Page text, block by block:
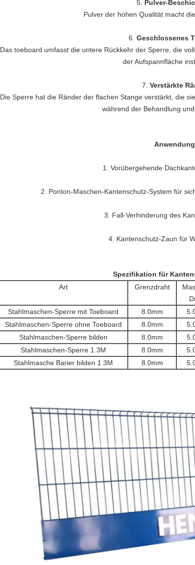
5. Pulver-
Pulver der hohen Qualität macht
6. Geschlossenes
Das toeboard umfasst die untere Rückkehr der Sperre, die
der Aufspannfläche
7. Verstärkte
Die Sperre hat die Ränder der flachen Stange verstärkt, die
während der Behandlung
1. Vorübergehende
2. Ponton-Maschen-Kantenschutz-System für
3. Fall-Verhinderung des
4. Kantenschutz-Zaun für
Spezifikation für
Art
Grenzdraht
Stahlmaschen-Sperre mit Toeboard 8.0mm
Stahlmaschen-Sperre ohne Toeboard
8.0mm
Stahlmaschen-Sperre bilden
8.0mm
Stahlmaschen-Sperre 1.3M
8.0mm
Stahlmasche Barier bilden 1.3M
8.0mm